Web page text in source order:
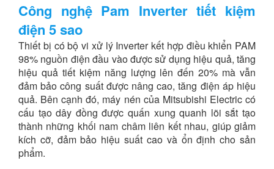
Công nghệ Pam Inverter tiết kiệm
điện 5 sao
Thiết bị có bộ vi xử lý Inverter kết hợp điều khiển PAM
98% nguồn điện đầu vào được sử dụng hiệu quả, tăng
hiệu quả tiết kiệm năng lượng lên đến 20% mà vẫn
đảm bảo công suất được nâng cao, tăng điện áp hiệu
quả. Bên cạnh đó, máy nén của Mitsubishi Electric có
cấu tạo dây đồng được quấn xung quanh lõi sắt tạo
thành những khối nam châm liên kết nhau, giúp giảm
kích cỡ, đảm bảo hiệu suất cao và ổn định cho sản
phẩm.